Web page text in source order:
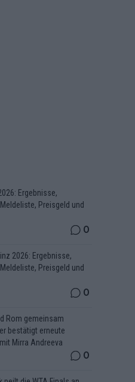
Ergebnisse,
Preisgeld und
0
2026: Ergebnisse,
Preisgeld und
0
Rom gemeinsam
bestätigt erneute
Mirra Andreeva
0